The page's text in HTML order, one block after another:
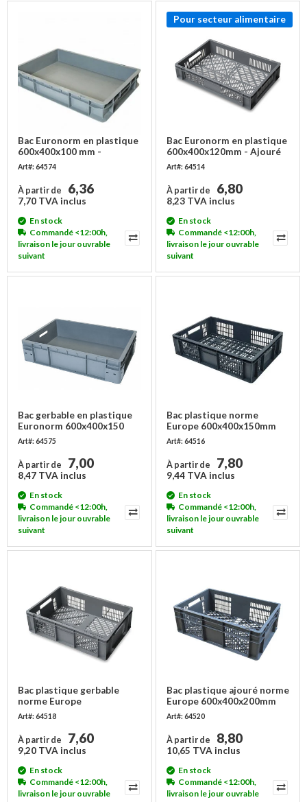
Bac Euronorm en plastique
600x400x100 mm -
empilable
Art#: 64574
À partir de 6,36
7,70 TVA inclus
En stock
Commandé <12:00h,
livraison le jour ouvrable
suivant
Pour secteur alimentaire
Bac Euronorm en plastique
600x400x120mm - Ajouré
Art#: 64514
À partir de 6,80
8,23 TVA inclus
En stock
Commandé <12:00h,
livraison le jour ouvrable
suivant
Bac gerbable en plastique
Euronorm 600x400x150
mm - empilable
Art#: 64575
À partir de 7,00
8,47 TVA inclus
En stock
Commandé <12:00h,
livraison le jour ouvrable
suivant
Bac plastique norme
Europe 600x400x150mm
ajouré
Art#: 64516
À partir de 7,80
9,44 TVA inclus
En stock
Commandé <12:00h,
livraison le jour ouvrable
suivant
Bac plastique gerbable
norme Europe
600x400x170 mm
Art#: 64518
À partir de 7,60
9,20 TVA inclus
En stock
Commandé <12:00h,
livraison le jour ouvrable
Bac plastique ajouré norme
Europe 600x400x200mm
Art#: 64520
À partir de 8,80
10,65 TVA inclus
En stock
Commandé <12:00h,
livraison le jour ouvrable